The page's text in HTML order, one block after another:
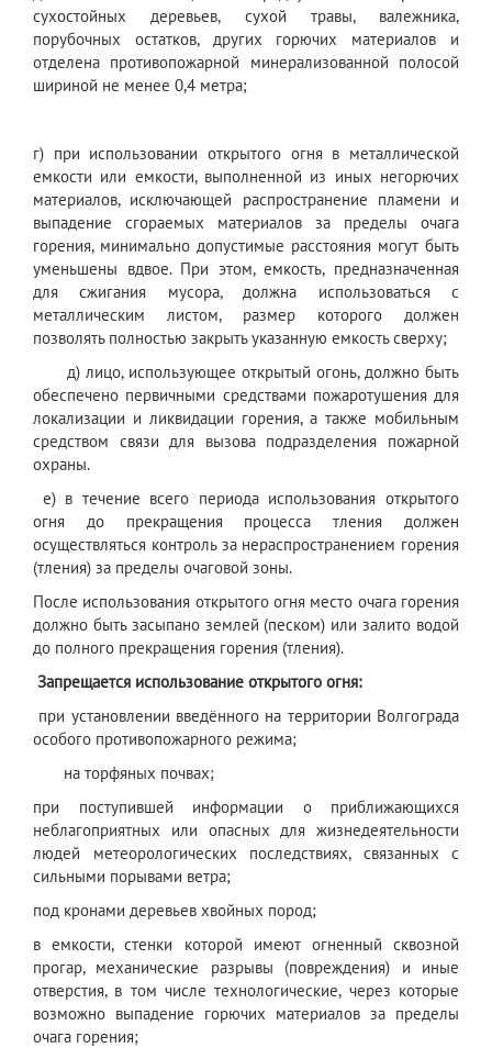
сухостойных деревьев, сухой травы, валежника,
порубочных остатков, других горючих материалов и
отделена противопожарной минерализованной полосой
шириной не менее 0,4 метра;
г) при использовании открытого огня в металлической
емкости или емкости, выполненной из иных негорючих
материалов, исключающей распространение пламени и
выпадение сгораемых материалов за пределы очага
горения, минимально допустимые расстояния могут быть
уменьшены вдвое. При этом, емкость, предназначенная
для сжигания мусора, должна использоваться с
металлическим листом, размер которого должен
позволять полностью закрыть указанную емкость сверху;
д) лицо, использующее открытый огонь, должно быть
обеспечено первичными средствами пожаротушения для
локализации и ликвидации горения, а также мобильным
средством связи для вызова подразделения пожарной
охраны.
е) в течение всего периода использования открытого
огня до прекращения процесса тления должен
осуществляться контроль за нераспространением горения
(тления) за пределы очаговой зоны.
После использования открытого огня место очага горения
должно быть засыпано землей (песком) или залито водой
до полного прекращения горения (тления).
Запрещается использование открытого огня:
при установлении введённого на территории Волгограда
особого противопожарного режима;
на торфяных почвах;
при поступившей информации о приближающихся
неблагоприятных или опасных для жизнедеятельности
людей метеорологических последствиях, связанных с
сильными порывами ветра;
под кронами деревьев хвойных пород;
в емкости, стенки которой имеют огненный сквозной
прогар, механические разрывы (повреждения) и иные
отверстия, в том числе технологические, через которые
возможно выпадение горючих материалов за пределы
очага горения;